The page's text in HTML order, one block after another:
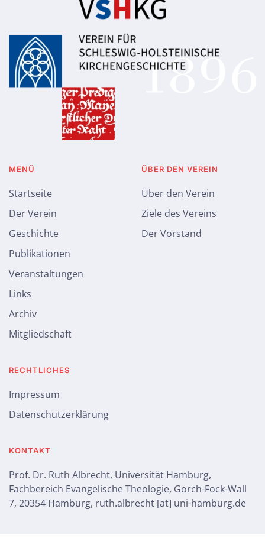
MENÜ
Startseite
Der Verein
Geschichte
Publikationen
Veranstaltungen
Links
Archiv
Mitgliedschaft
ÜBER DEN VEREIN
Über den Verein
Ziele des Vereins
Der Vorstand
RECHTLICHES
Impressum
Datenschutzerklärung
KONTAKT
Prof. Dr. Ruth Albrecht, Universität Hamburg,
Fachbereich Evangelische Theologie, Gorch-Fock-Wall
7, 20354 Hamburg, ruth.albrecht [at] uni-hamburg.de